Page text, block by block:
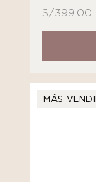
S/399.00
MÁS